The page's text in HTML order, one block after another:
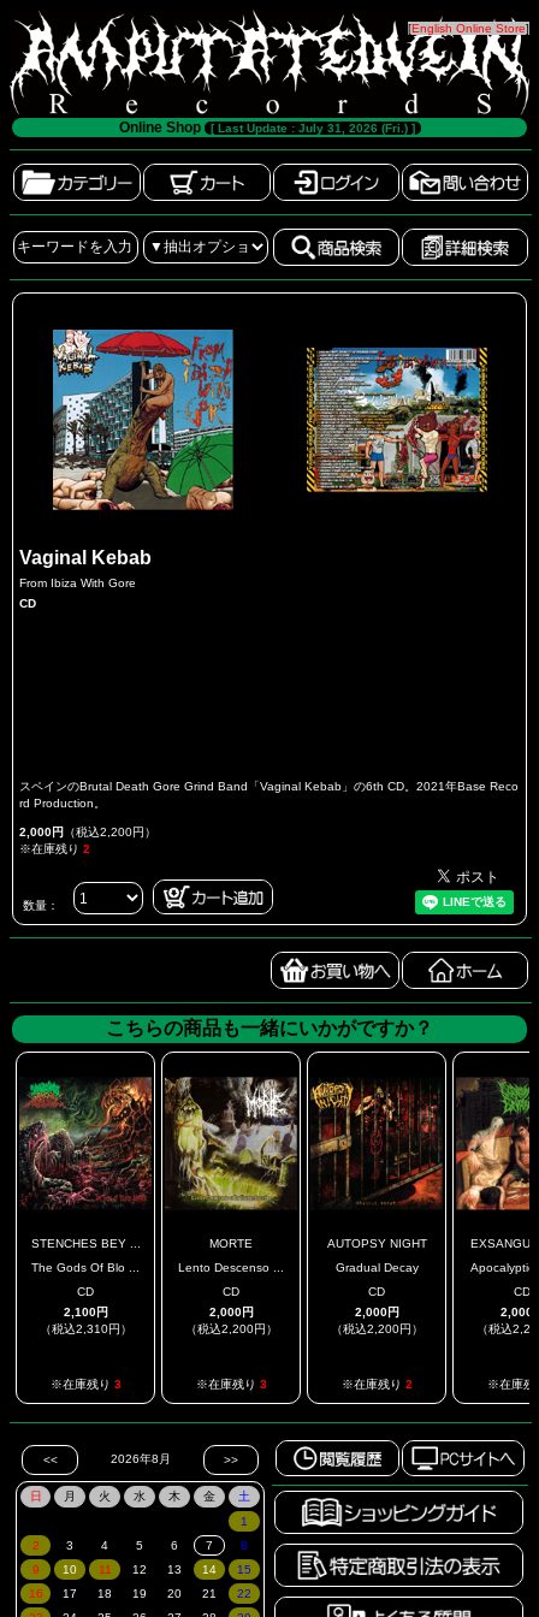
[English Online Store]
Online Shop [ Last Update : July 31, 2026 (Fri.) ]
Vaginal Kebab
From Ibiza With Gore
CD
スペインのBrutal Death Gore Grind Band「Vaginal Kebab」の6th CD。2021年Base Reco
rd Production。
2,000円 （税込2,200円）
※在庫残り 2
数量：
こちらの商品も一緒にいかがですか？
STENCHES BEY ...
The Gods Of Blo ...
CD
2,100円
（税込2,310円）
※在庫残り 3
MORTE
Lento Descenso ...
CD
2,000円
（税込2,200円）
※在庫残り 3
AUTOPSY NIGHT
Gradual Decay
CD
2,000円
（税込2,200円）
※在庫残り 2
Apocalyptic
CD
2,000
（税込
※在庫残